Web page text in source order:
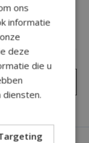
toevoegen
ons
informatie
deze
die u
diensten.